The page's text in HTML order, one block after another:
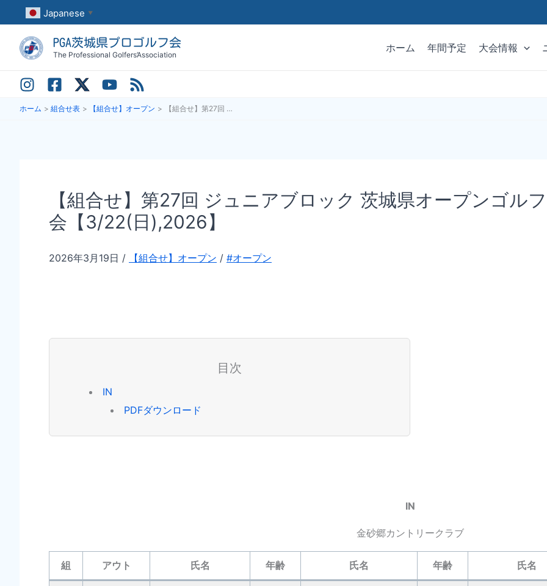
容
Japanese ▼
PGA茨城県プロゴルフ会
The Professional Golfers’Association
ホーム 年間予定 大会情報
ホーム 組合せ表 【組合せ】オープン 【組合せ】第27回 ジュニアブロック 茨城県オープンゴルフ選手権大会アマチュア予選会【3/22(日),2026】
【組合せ】第27回 ジュニアブロック 茨城県オープンゴル
会【3/22(日),2026】
2026年3月19日 / 【組合せ】オープン / #オープン
目次
IN
PDFダウンロード
IN
金砂郷カントリークラブ
組 アウト 氏名 年齢 氏名 年齢 氏名